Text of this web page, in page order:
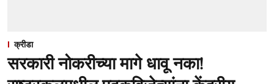
क्रीडा
सरकारी नोकरीच्या मागे धावू नका!